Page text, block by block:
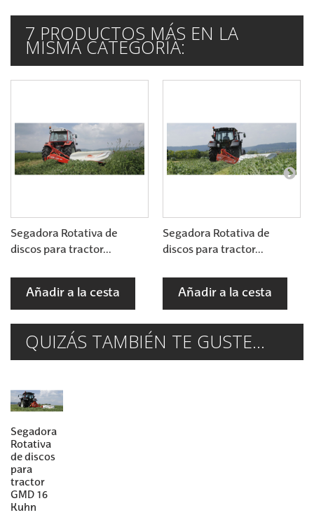
7 PRODUCTOS MÁS EN LA
MISMA CATEGORÍA:
Segadora Rotativa de
discos para tractor...
Añadir a la cesta
Segadora Rotativa de
discos para tractor...
Añadir a la cesta
QUIZÁS TAMBIÉN TE GUSTE...
Segadora
Rotativa
de discos
para
tractor
GMD 16
Kuhn